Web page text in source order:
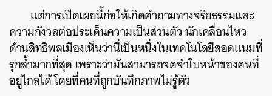
แต่การเปิดเผยนี้ก่อให้เกิดคำถามทางจริยธรรมและ
ความกังวลต่อประเด็นความเป็นส่วนตัว นักเคลื่อนไหว
ด้านสิทธิพลเมืองเห็นว่านี่เป็นหนึ่งในเทคโนโลยีสอดแนมที่
รุกล้ำมากที่สุด เพราะว่ามันสามารถจดจำใบหน้าของคนที่
อยู่ไกลได้ โดยที่คนที่ถูกบันทึกภาพไม่รู้ตัว